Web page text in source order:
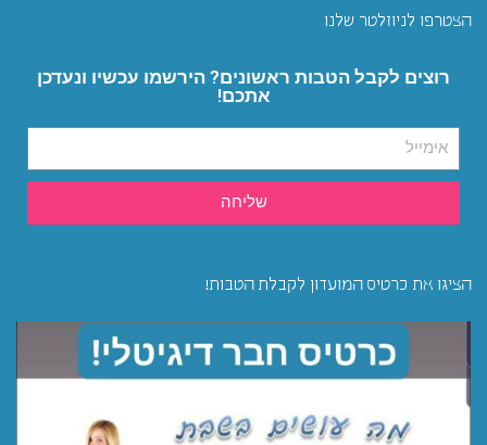
הצטרפו לניוזלטר שלנו
רוצים לקבל הטבות ראשונים? הירשמו עכשיו ונעדכן
אתכם!
שליחה
הציגו את כרטיס המועדון לקבלת הטבות!